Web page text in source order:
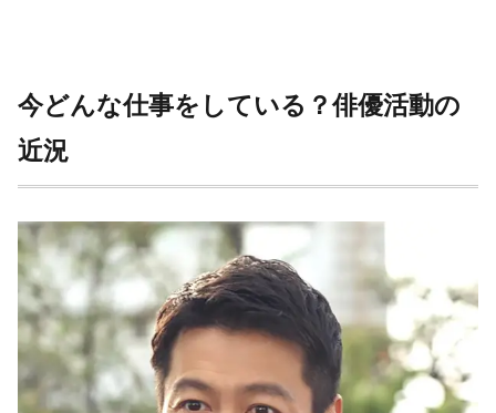
今どんな仕事をしている？俳優活動の
近況